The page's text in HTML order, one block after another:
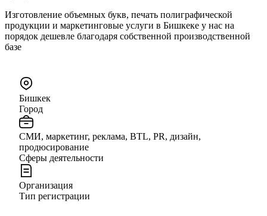
Изготовление объемных букв, печать полиграфической
продукции и маркетинговые услуги в Бишкеке у нас на
порядок дешевле благодаря собственной производственной
базе
Бишкек
Город
СМИ, маркетинг, реклама, BTL, PR, дизайн,
продюсирование
Сферы деятельности
Организация
Тип регистрации